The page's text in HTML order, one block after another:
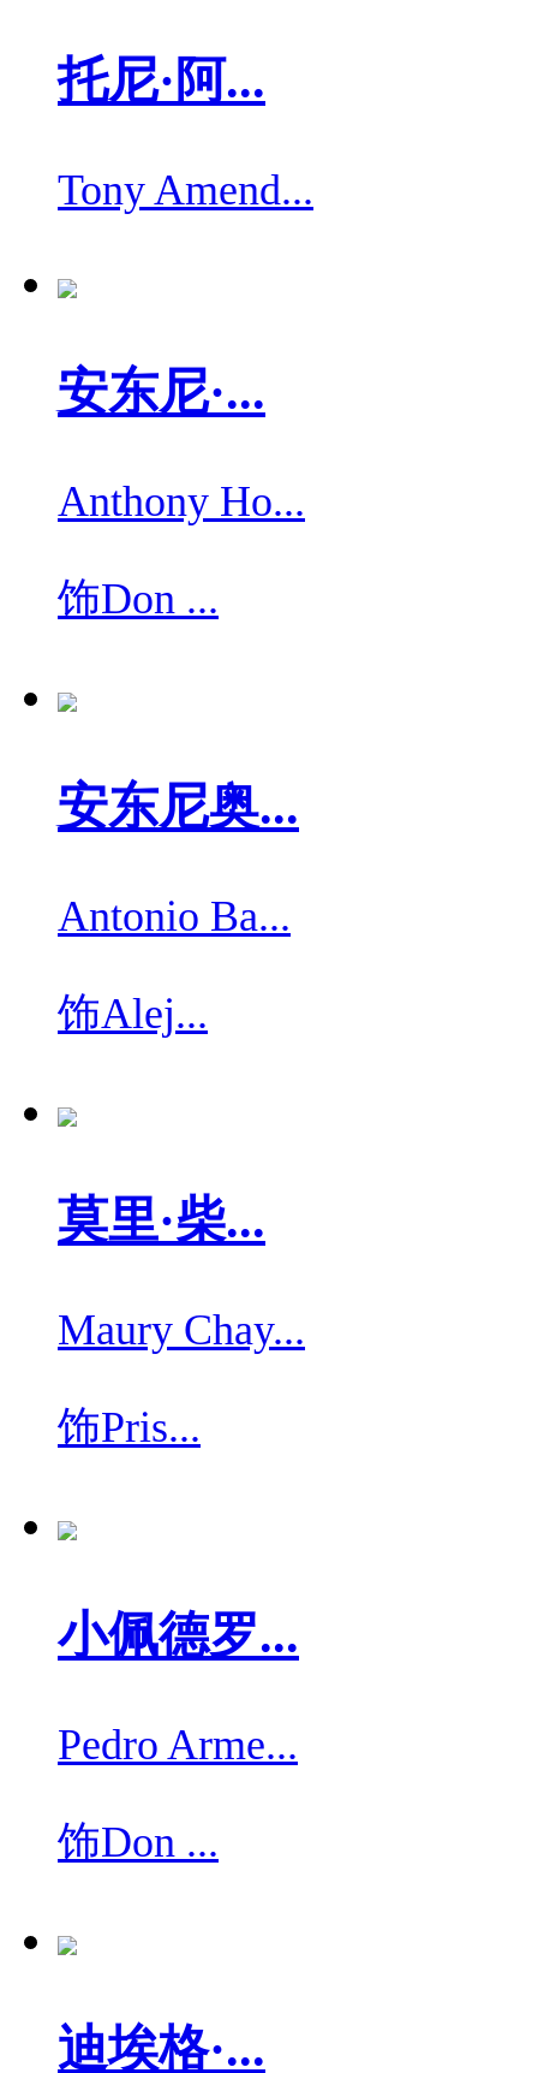
托尼·阿...
Tony Amend...
安东尼·...
Anthony Ho...
饰Don ...
安东尼奥...
Antonio Ba...
饰Alej...
莫里·柴...
Maury Chay...
饰Pris...
小佩德罗...
Pedro Arme...
饰Don ...
迪埃格·...